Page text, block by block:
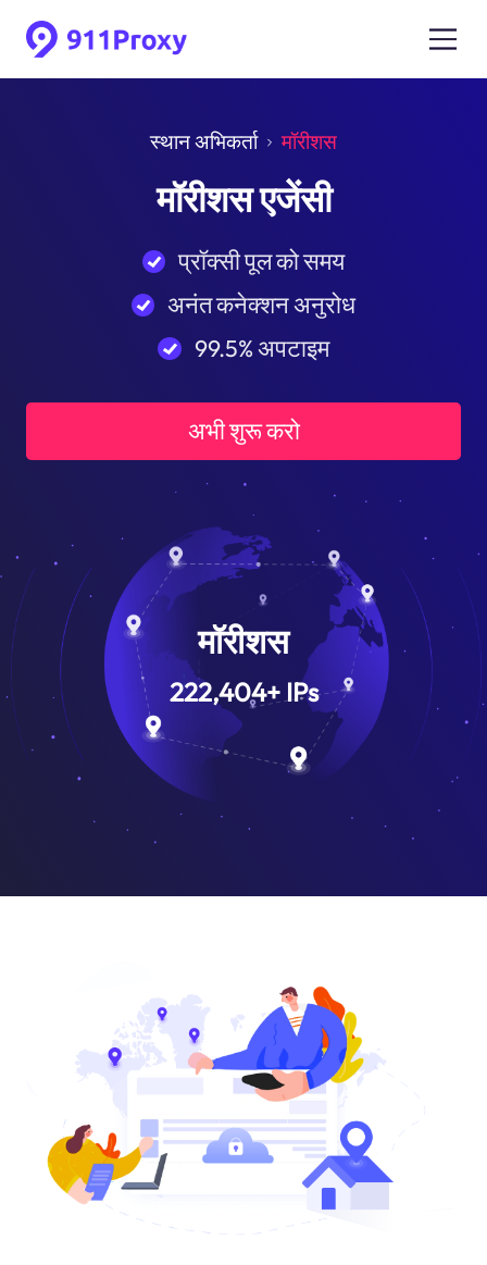
स्थान अभिकर्ता मॉरीशस
मॉरीशस एजेंसी
प्रॉक्सी पूल को समय
अनंत कनेक्शन अनुरोध
99.5% अपटाइम
अभी शुरू करो
मॉरीशस
222,404+IPs